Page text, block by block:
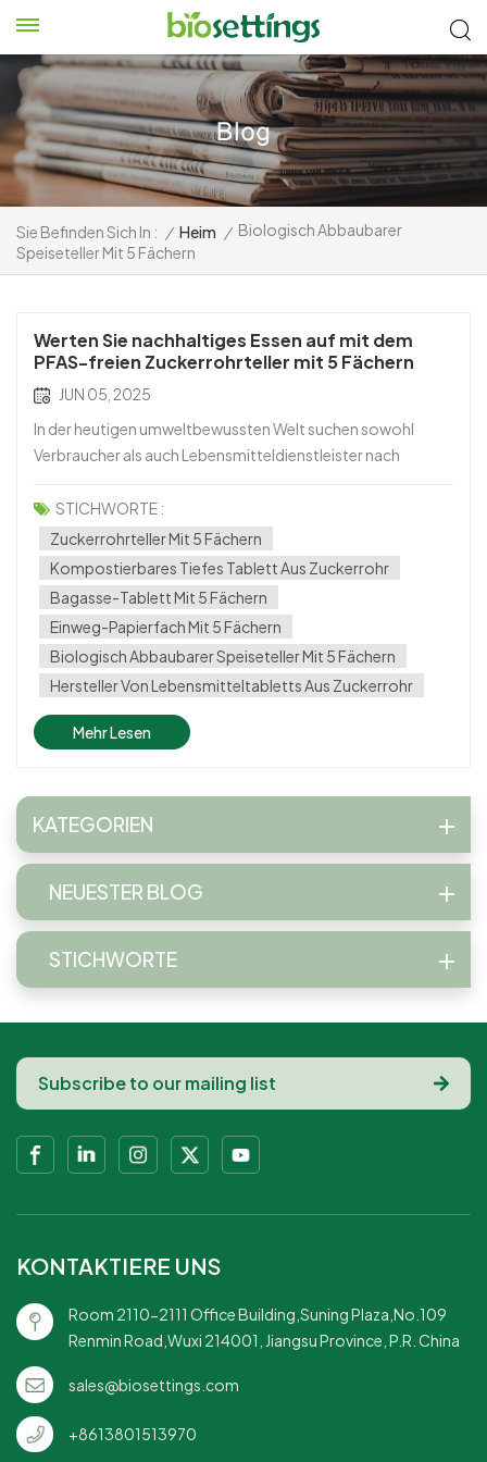
Sie Befinden Sich In : / Heim / Biologisch Abbaubarer
Speiseteller Mit 5 Fächern
Werten Sie nachhaltiges Essen auf mit dem
PFAS-freien Zuckerrohrteller mit 5 Fächern
JUN 05, 2025
In der heutigen umweltbewussten Welt suchen sowohl
Verbraucher als auch Lebensmitteldienstleister nach
Verpackungslösungen, die funktional, sicher und
umweltfreundlich sind. Die PFAS-freier 5-Fächer-
Zuckerrohrteller ist ein Wendepunkt für nachhaltiges Essen.
Dieser kompostierbare Teller aus nachwach...
STICHWORTE :
Zuckerrohrteller Mit 5 Fächern
Kompostierbares Tiefes Tablett Aus Zuckerrohr
Bagasse-Tablett Mit 5 Fächern
Einweg-Papierfach Mit 5 Fächern
Biologisch Abbaubarer Speiseteller Mit 5 Fächern
Hersteller Von Lebensmitteltabletts Aus Zuckerrohr
Mehr Lesen
KATEGORIEN
NEUESTER BLOG
STICHWORTE
KONTAKTIERE UNS
Room 2110-2111 Office Building,Suning Plaza,No.109
Renmin Road,Wuxi 214001, Jiangsu Province, P.R. China
sales@biosettings.com
+8613801513970